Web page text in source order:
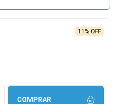
11% OFF
UMA UNIDADE
COMPRAR